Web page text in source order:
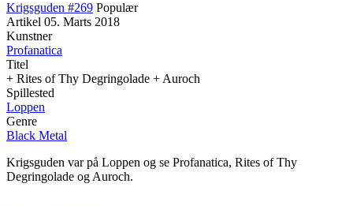
Krigsguden #269 Populær
Artikel 05. Marts 2018
Kunstner
Profanatica
Titel
+ Rites of Thy Degringolade + Auroch
Spillested
Loppen
Genre
Black Metal
Krigsguden var på Loppen og se Profanatica, Rites of Thy
Degringolade og Auroch.